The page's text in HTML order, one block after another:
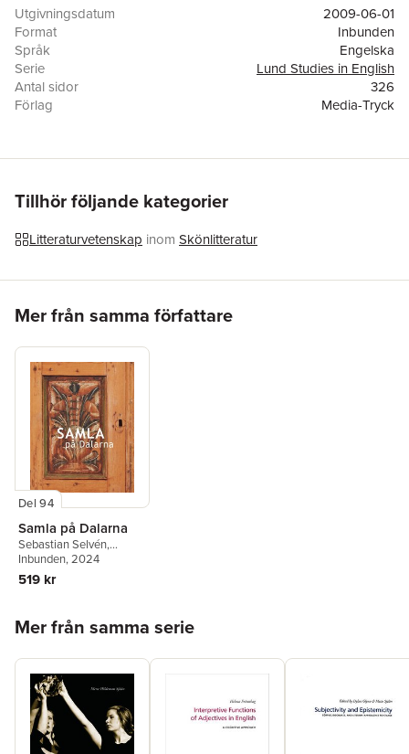
own reader into a multifaceted exploration of the intriguing
processes by which readers’ interpretations are shaped by
narratorial commentary in Eliot’s fiction. Introducing a new pair
of narratological concepts, ‘story-time now’ and narration now’,
it elucidates the interplay between narrator and reader, creating
fresh awareness of the subtleties of Eliot’s craft.
Utgivningsdatum
2009-06-01
Format
Inbunden
Språk
Engelska
Serie
Lund Studies in English
Antal sidor
326
Förlag
Media-Tryck
Tillhör följande kategorier
Litteraturvetenskap inom Skönlitteratur
Mer från samma författare
Del 94
Samla på Dalarna
Sebastian Selvén,
Magnus O. Ljunge
Jenny Karlsson
Tiderman-Österberg
Wehlin
, Anna-Karin Jobs-
Arnberg,Sara
Langwagen
Inbunden, 2024
519 kr
Mer från samma serie